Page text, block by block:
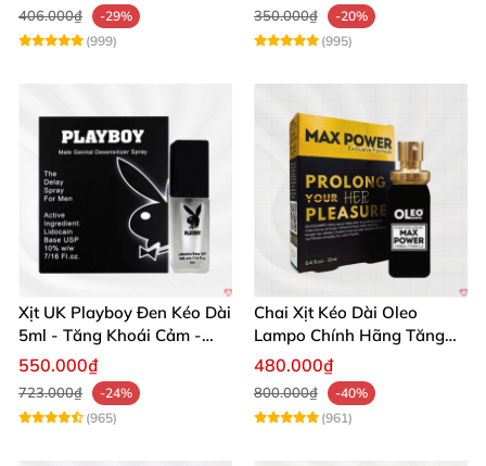
406.000₫
-29%
(999)
350.000₫
-20%
(995)
Xịt UK Playboy Đen Kéo Dài
5ml - Tăng Khoái Cảm -
Đặt Ngay
550.000₫
723.000₫
-24%
(965)
Chai Xịt Kéo Dài Oleo
Lampo Chính Hãng Tăng
Cường Sức Mạnh Nam
480.000₫
800.000₫
-40%
(961)